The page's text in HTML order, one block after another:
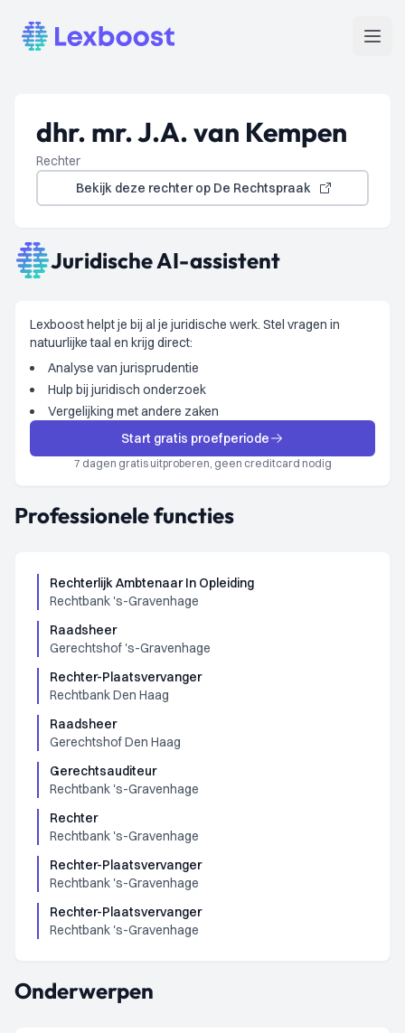
Lexboost
dhr. mr. J.A. van Kempen
Rechter
Bekijk deze rechter op De Rechtspraak
Juridische AI-assistent
Lexboost helpt je bij al je juridische werk. Stel vragen in
natuurlijke taal en krijg direct:
Analyse van jurisprudentie
Hulp bij juridisch onderzoek
Vergelijking met andere zaken
Start gratis proefperiode
7 dagen gratis uitproberen, geen creditcard nodig
Professionele functies
Rechterlijk Ambtenaar In Opleiding
Rechtbank 's-Gravenhage
Raadsheer
Gerechtshof 's-Gravenhage
Rechter-Plaatsvervanger
Rechtbank Den Haag
Raadsheer
Gerechtshof Den Haag
Gerechtsauditeur
Rechtbank 's-Gravenhage
Rechter
Rechtbank 's-Gravenhage
Rechter-Plaatsvervanger
Rechtbank 's-Gravenhage
Rechter-Plaatsvervanger
Rechtbank 's-Gravenhage
Onderwerpen